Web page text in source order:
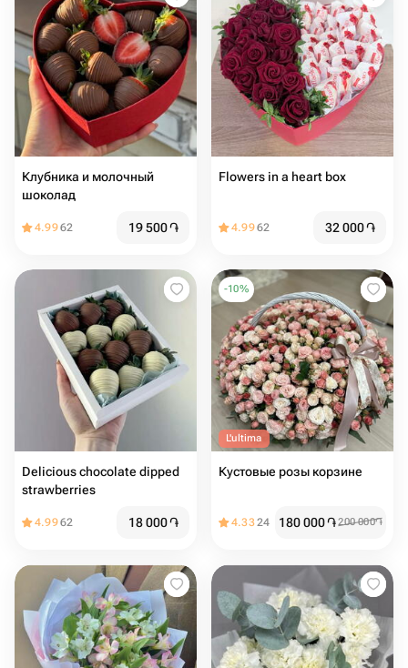
Клубника и молочный
шоколад
4.9962 19 500֏
Flowers in a heart box
4.9962 32 000֏
Delicious chocolate dipped
strawberries
4.9962 18 000֏
-10%
L'ultima
Кустовые розы корзине
4.3324 180 000֏200 000֏